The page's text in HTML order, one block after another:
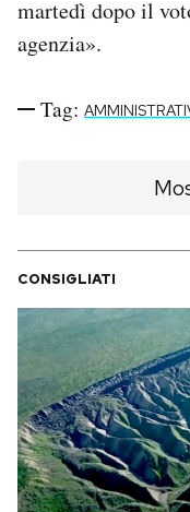
martedì dopo il
agenzia».
Tag:
CONSIGLIATI